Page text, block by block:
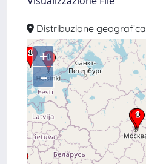
Distribuzione geografica
+
–